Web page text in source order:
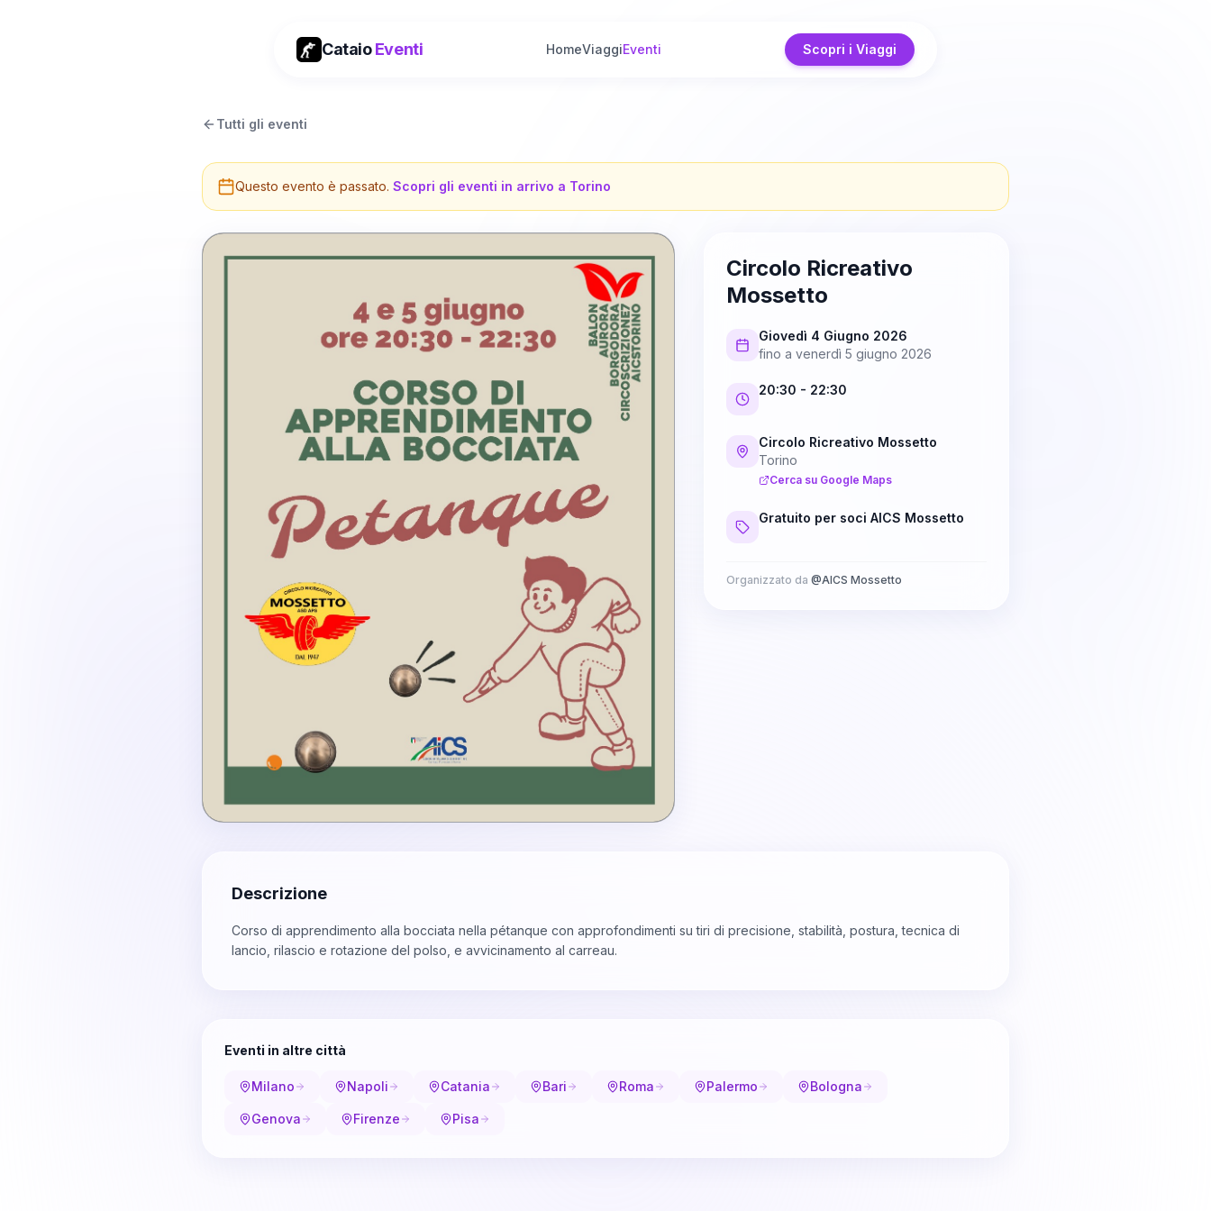
CataioEventi HomeViaggiEventi Scopri i Viaggi
Tutti gli eventi
Questo evento è passato. Scopri gli eventi in arrivo a Torino
Circolo Ricreativo
Mossetto
Giovedì 4 Giugno 2026
fino a venerdì 5 giugno 2026
20:30 - 22:30
Circolo Ricreativo Mossetto
Torino
Cerca su Google Maps
Gratuito per soci AICS Mossetto
Organizzato da @AICS Mossetto
Descrizione
Corso di apprendimento alla bocciata nella pétanque con approfondimenti su tiri di precisione, stabilità, postura, tecnica di
lancio, rilascio e rotazione del polso, e avvicinamento al carreau.
Eventi in altre città
Milano Napoli Catania Bari Roma Palermo Bologna
Genova Firenze Pisa